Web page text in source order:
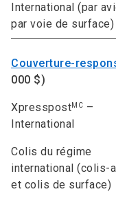
International (par
par voie de surface)
Couverture-
000 $)
XpresspostMC –
International
Colis du régime
international (colis-
et colis de surface)